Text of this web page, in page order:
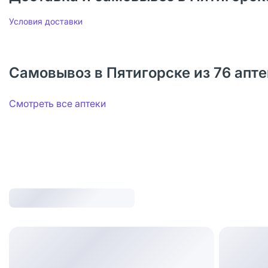
Условия доставки
Самовывоз в Пятигорске из 76
Смотреть все аптеки